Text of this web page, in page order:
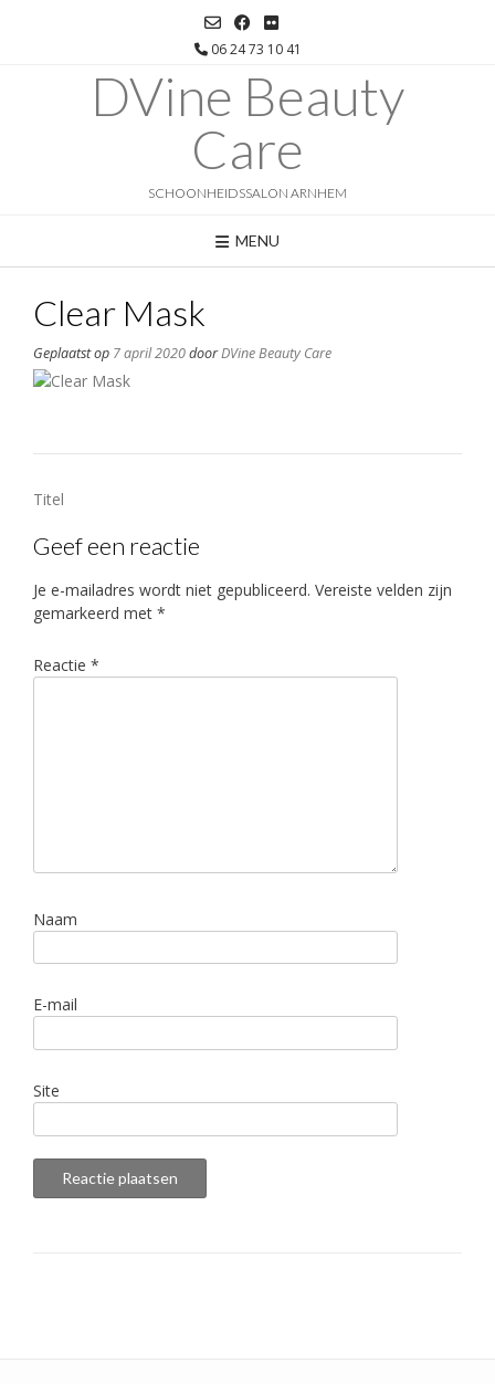
06 24 73 10 41
DVine Beauty
Care
SCHOONHEIDSSALON ARNHEM
MENU
Clear Mask
Geplaatst op 7 april 2020doorDVine Beauty Care
Bericht
Titel
Geef een reactie
Je e-mailadres wordt niet gepubliceerd. Vereiste velden zijn
gemarkeerd met *
Reactie *
Naam
E-mail
Site